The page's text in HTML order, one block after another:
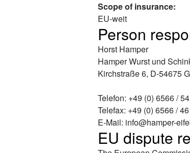
Scope of insurance:
EU-weit
Person
Horst Hamper
Hamper Wurst und
Kirchstraße 6, D-54675
Telefon: +49 (0) 6566 /
Telefax: +49 (0) 6566 /
E-Mail: info@hamper-
EU dispute